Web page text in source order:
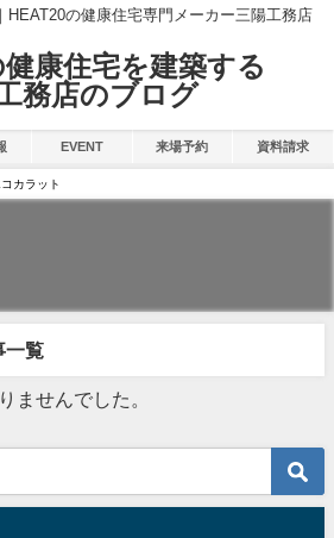
HEAT20の健康住宅専門メーカー三陽工務店
康住宅を建築する
務店のブログ
EVENT 来場予約 資料請求
コカラット
一覧
ませんでした。